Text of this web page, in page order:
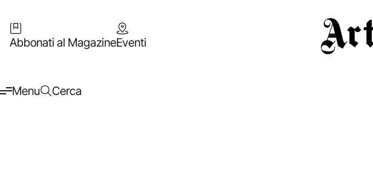
Abbonati al MagazineEventi
Menu Cerca